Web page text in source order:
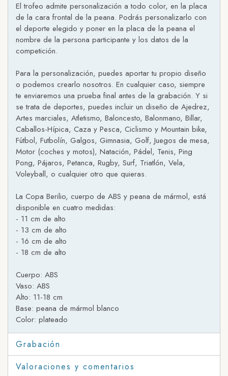
El trofeo admite personalización a todo color, en la placa
de la cara frontal de la peana. Podrás personalizarlo con
el deporte elegido y poner en la placa de la peana el
nombre de la persona participante y los datos de la
competición.
Para la personalización, puedes aportar tu propio diseño
o podemos crearlo nosotros. En cualquier caso, siempre
te enviaremos una prueba final antes de la grabación. Y si
se trata de deportes, puedes incluir un diseño de Ajedrez,
Artes marciales, Atletismo, Baloncesto, Balonmano, Billar,
Caballos-Hípica, Caza y Pesca, Ciclismo y Mountain bike,
Fútbol, Futbolín, Galgos, Gimnasia, Golf, Juegos de mesa,
Motor (coches y motos), Natación, Pádel, Tenis, Ping
Pong, Pájaros, Petanca, Rugby, Surf, Triatlón, Vela,
Voleyball, o cualquier otro que quieras.
La Copa Berilio, cuerpo de ABS y peana de mármol, está
disponible en cuatro medidas:
- 11 cm de alto
- 13 cm de alto
- 16 cm de alto
- 18 cm de alto
Cuerpo: ABS
Vaso: ABS
Alto: 11-18 cm
Base: peana de mármol blanco
Color: plateado
Grabación
Valoraciones y comentarios